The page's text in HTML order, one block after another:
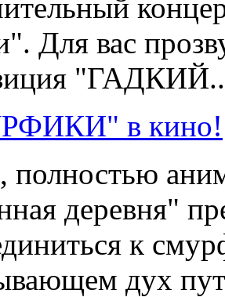
Для вас
в кино!
полностью
деревня"
к
дух